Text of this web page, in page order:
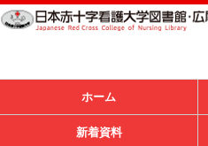
ホーム
新着資料